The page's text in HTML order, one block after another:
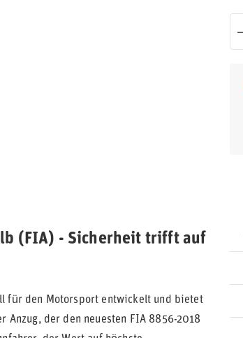
(FIA) - Sicherheit trifft auf
für den Motorsport entwickelt und bietet
Anzug, der den neuesten FIA 8856-2018